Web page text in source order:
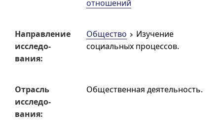
отношений
Направ­ление
исследо­
вания:
Общество
Изучение
социальных процессов.
Отрасль
исследо­
вания:
Общественная деятельность.